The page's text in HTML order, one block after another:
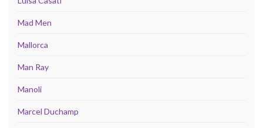
Mad Men
Mallorca
Man Ray
Manoli
Marcel Duchamp